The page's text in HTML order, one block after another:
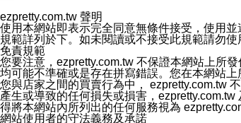
您同意本公司網站，透過您所提供的郵件地
停止接收這些資料或電子郵件。
十五、訊息通知
本公司/本服務將以通知型訊息傳送重要訊息
本公司/本服務傳送之通知型訊息以對您有效
1.LINE 帳號設定的電話號碼與本公司/本服務
2.該 LINE 帳號已在 LINE APP 設定中，同意
3.LINE 帳號未封鎖傳送訊息之 LINE 官方帳
欲變更通知型訊息的設定，操作如下：
1.點選「主頁」＞「設定」
ezpretty.com.tw 聲明
使用本網站即表示完全同意無條件接受，使用
規範詳列於下。如未閱讀或不接受此規範請勿
免責規範
您要注意，ezpretty.com.tw 不保證本網站上所
均可能不準確或是存在拼寫錯誤。您在本網站
您與店家之間的買賣行為中， ezpretty.com.tw
產生或導致的任何損失或損害，
得將本網站內所列出的任何服務視為
網站使用者的守法義務及承諾